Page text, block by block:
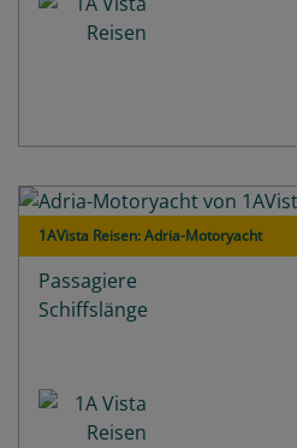
1AVista Reisen: Adria-Motoryacht
Passagiere
Schiffslänge